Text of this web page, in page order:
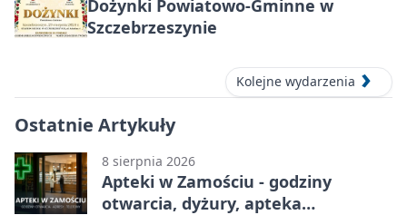
Dożynki Powiatowo-Gminne w
Szczebrzeszynie
Kolejne wydarzenia
Ostatnie Artykuły
8 sierpnia 2026
Apteki w Zamościu - godziny
otwarcia, dyżury, apteka